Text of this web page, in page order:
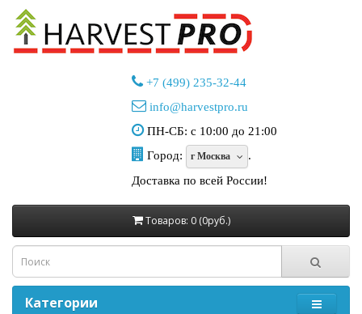
+7 (499) 235-32-44
info@harvestpro.ru
ПН-СБ: с 10:00 до 21:00
Город:
г Москва
.
Доставка по всей России!
Товаров: 0 (0руб.)
Категории